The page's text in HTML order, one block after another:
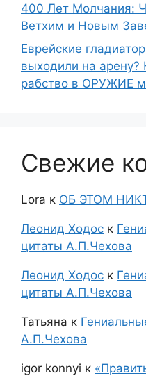
400 Лет Молчания:
Ветхим и Новым
Еврейские
выходили на арену?
рабство в ОРУЖИЕ
Свежие
Lora к ОБ ЭТОМ
Леонид Ходос к
цитаты А.П.Чехова
Леонид Ходос к
цитаты А.П.Чехова
Татьяна к
А.П.Чехова
igor konnyi к